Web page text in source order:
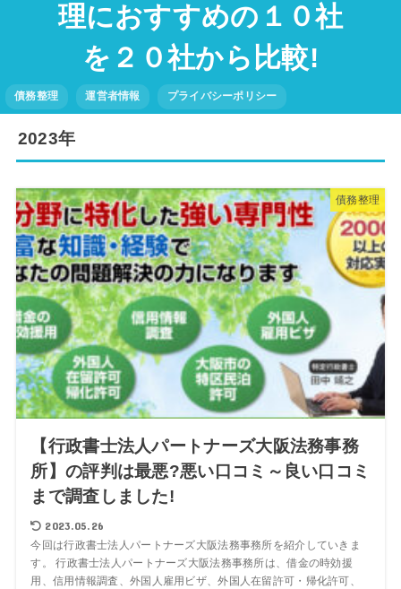
理におすすめの１０社
を２０社から比較!
債務整理 運営者情報 プライバシーポリシー
2023年
債務整理
【行政書士法人パートナーズ大阪法務事務
所】の評判は最悪?悪い口コミ～良い口コミ
まで調査しました!
2023.05.26
今回は行政書士法人パートナーズ大阪法務事務所を紹介していきま
す。 行政書士法人パートナーズ大阪法務事務所は、借金の時効援
用、信用情報調査、外国人雇用ビザ、外国人在留許可・帰化許可、